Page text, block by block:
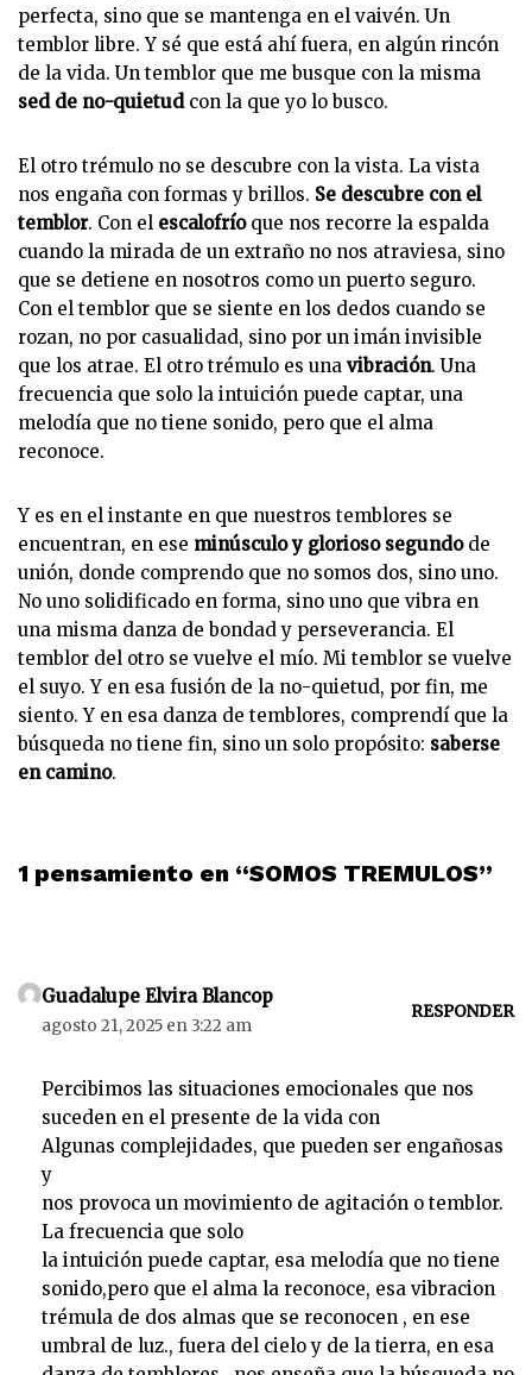
perfecta, sino que se mantenga en el vaivén. Un
temblor libre. Y sé que está ahí fuera, en algún rincón
de la vida. Un temblor que me busque con la misma
sed de no-quietudcon la que yo lo busco.
El otro trémulo no se descubre con la vista. La vista
nos engaña con formas y brillos. Se descubre con el
temblor. Con el escalofríoque nos recorre la espalda
cuando la mirada de un extraño no nos atraviesa, sino
que se detiene en nosotros como un puerto seguro.
Con el temblor que se siente en los dedos cuando se
rozan, no por casualidad, sino por un imán invisible
que los atrae. El otro trémulo es una vibración. Una
frecuencia que solo la intuición puede captar, una
melodía que no tiene sonido, pero que el alma
reconoce.
Y es en el instante en que nuestros temblores se
encuentran, en ese minúsculo y glorioso segundode
unión, donde comprendo que no somos dos, sino uno.
No uno solidificado en forma, sino uno que vibra en
una misma danza de bondad y perseverancia. El
temblor del otro se vuelve el mío. Mi temblor se vuelve
el suyo. Y en esa fusión de la no-quietud, por fin, me
siento. Y en esa danza de temblores, comprendí que la
búsqueda no tiene fin, sino un solo propósito: saberse
en camino.
1 pensamiento en “SOMOS TREMULOS”
Guadalupe Elvira Blancop
agosto 21, 2025 en 3:22 am
RESPONDER
Percibimos las situaciones emocionales que nos
suceden en el presente de la vida con
Algunas complejidades, que pueden ser engañosas
y
nos provoca un movimiento de agitación o temblor.
La frecuencia que solo
la intuición puede captar, esa melodía que no tiene
sonido,pero que el alma la reconoce, esa vibracion
trémula de dos almas que se reconocen , en ese
umbral de luz., fuera del cielo y de la tierra, en esa